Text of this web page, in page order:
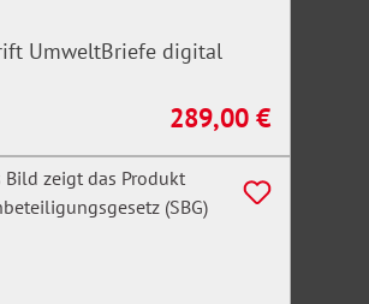
UmweltBriefe digital
Regulärer Preis:
289,00 €